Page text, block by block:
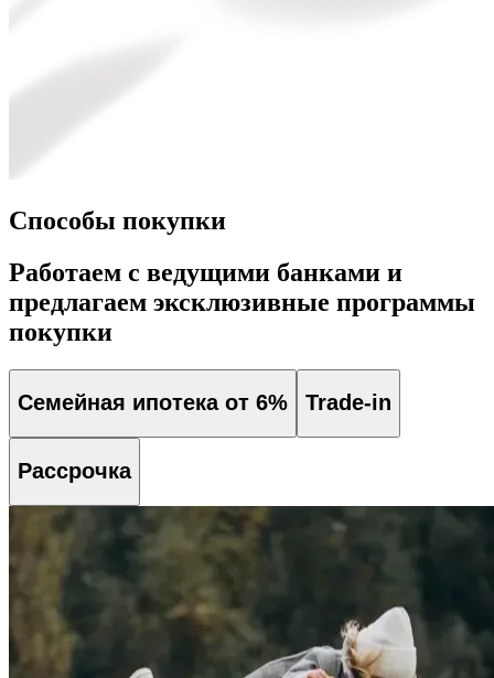
Способы покупки
Работаем с ведущими банками и
предлагаем эксклюзивные программы
покупки
Семейная ипотека от 6% Trade-in
Рассрочка